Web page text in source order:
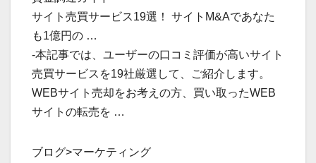
サイト売買サービス19選！ サイトM&Aであなた
も1億円の …
-本記事では、ユーザーの口コミ評価が高いサイト
売買サービスを19社厳選して、ご紹介します。
WEBサイト売却をお考えの方、買い取ったWEB
サイトの転売を …
ブログ>マーケティング